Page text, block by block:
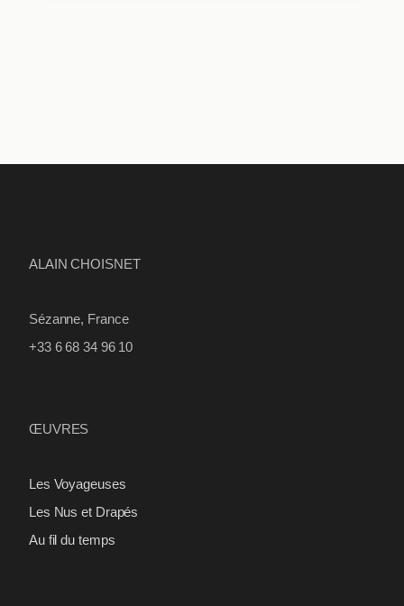
ALAIN CHOISNET
Sézanne, France
+33 6 68 34 96 10
ŒUVRES
Les Voyageuses
Les Nus et Drapés
Au fil du temps